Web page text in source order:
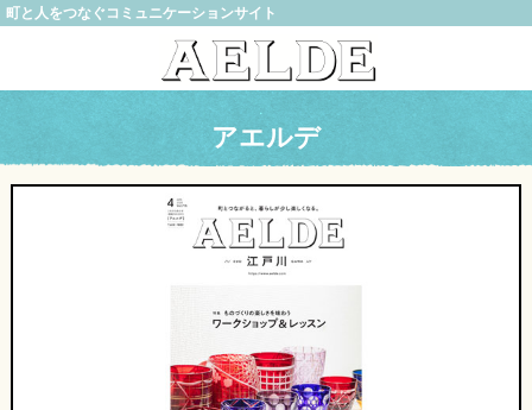
町と人をつなぐコミュニケーションサイト
アエルデ